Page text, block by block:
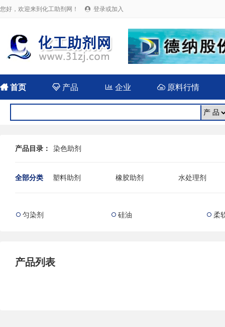
您好，欢迎来到化工助剂网！  登录或加入
首页  产品 企业 原料行情
产品目录： 染色助剂
全部分类 塑料助剂 橡胶助剂 水处理剂
 匀染剂  硅油  柔
产品列表